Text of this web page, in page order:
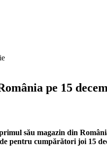
pe 15
său magazin din
pentru cumpărători joi 15